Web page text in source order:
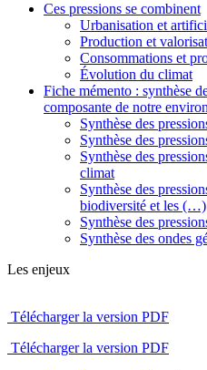
Ces pressions se combinent
Urbanisation et
Production et
Consommations et
Évolution du climat
Fiche mémento : synthèse
composante de notre
Synthèse des
Synthèse des
Synthèse des
climat
Synthèse des
biodiversité et les (…)
Synthèse des
Synthèse des ondes
Les enjeux
Télécharger la version PDF
Télécharger la version PDF